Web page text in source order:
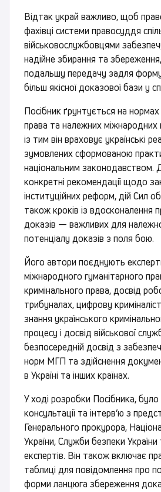
Відтак украй важливо, щоб
фахівці системи правосуддя
військовослужбовцями
надійне збирання та
подальшу передачу задля
більш якісної доказової бази у
Посібник ґрунтується на
права та належних
із тим він враховує українські
зумовлених сформованою
національним законодавством.
конкретні рекомендації щодо
інституційних реформ, дій Сил
також кроків із вдосконалення
доказів — важливих для
потенціалу доказів з поля бою.
Його автори поєднують
міжнародного гуманітарного
кримінального права, досвід
трибуналах, цифрову
знання українського
процесу і досвід військової
безпосередній досвід з
норм МГП та здійснення
в Україні та інших країнах.
У ході розробки Посібника,
консультації та інтерв’ю з
Генерального прокурора,
України, Служби безпеки України
експертів. Він також включає
таблиці для повідомлення про
форми ланцюга збереження